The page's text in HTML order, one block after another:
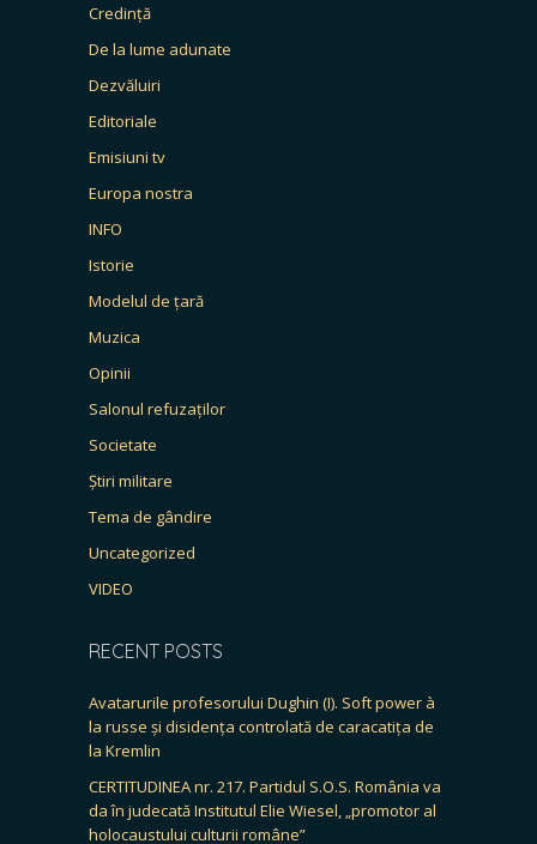
Credință
De la lume adunate
Dezvăluiri
Editoriale
Emisiuni tv
Europa nostra
INFO
Istorie
Modelul de țară
Muzica
Opinii
Salonul refuzaților
Societate
Știri militare
Tema de gândire
Uncategorized
VIDEO
RECENT POSTS
Avatarurile profesorului Dughin (I). Soft power à
la russe și disidența controlată de caracatița de
la Kremlin
CERTITUDINEA nr. 217. Partidul S.O.S. România va
da în judecată Institutul Elie Wiesel, „promotor al
holocaustului culturii române”